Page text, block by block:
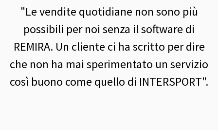
"Le vendite quotidiane non sono più
possibili per noi senza il software di
REMIRA. Un cliente ci ha scritto per dire
che non ha mai sperimentato un servizio
così buono come quello di INTERSPORT".